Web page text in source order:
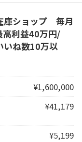
庫ショップ 毎月
利益40万円/
いね数10万以
¥1,600,000
¥41,179
¥5,199